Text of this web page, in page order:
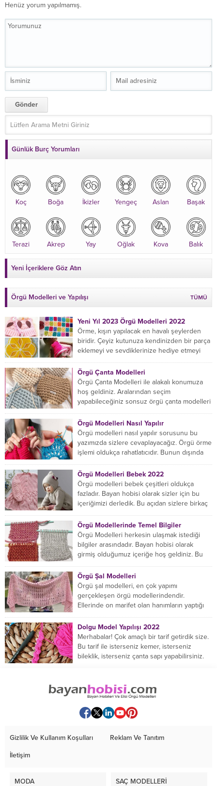
Henüz yorum yapılmamış.
Günlük Burç Yorumları
Koç Boğa İkizler Yengeç Aslan Başak
Terazi Akrep Yay Oğlak Kova Balık
Yeni İçeriklere Göz Atın
Örgü Modelleri ve Yapılışı TÜMÜ
Yeni Yıl 2023 Örgü Modelleri 2022
Örme, kışın yapılacak en havalı şeylerden
biridir. Çeyiz kutunuza kendinizden bir parça
eklemeyi ve sevdiklerinize hediye etmeyi
Örgü Çanta Modelleri
Örgü Çanta Modelleri ile alakalı konumuza
hoş geldiniz. Aralarından seçim
yapabileceğiniz sonsuz örgü çanta modelleri
Örgü Modelleri Nasıl Yapılır
Örgü modelleri nasıl yapılır sorusunu bu
yazımızda sizlere cevaplayacağız. Örgü örme
işlemi oldukça rahatlatıcıdır. Bunun dışında
Örgü Modelleri Bebek 2022
Örgü modelleri bebek çeşitleri oldukça
fazladır. Bayan hobisi olarak sizler için bu
içeriğimizi derledik. Bu açıdan sizlere birkaç
Örgü Modellerinde Temel Bilgiler
Örgü Modelleri herkesin ulaşmak istediği
bilgiler arasındadır. Bayan hobisi olarak
girmiş olduğumuz içeriğe hoş geldiniz. Bu
Örgü Şal Modelleri
Örgü şal modelleri, en çok yapımı
gerçekleşen örgü modellerindendir.
Ellerinde on marifet olan hanımların yaptığı
Dolgu Model Yapılışı 2022
Merhabalar! Çok amaçlı bir tarif getirdik size.
Bu tarif ile isterseniz kemer, isterseniz
bileklik, isterseniz çanta sapı yapabilirsiniz.
Gizlilik Ve Kullanım Koşulları Reklam Ve Tanıtım
İletişim
MODA SAÇ MODELLERİ